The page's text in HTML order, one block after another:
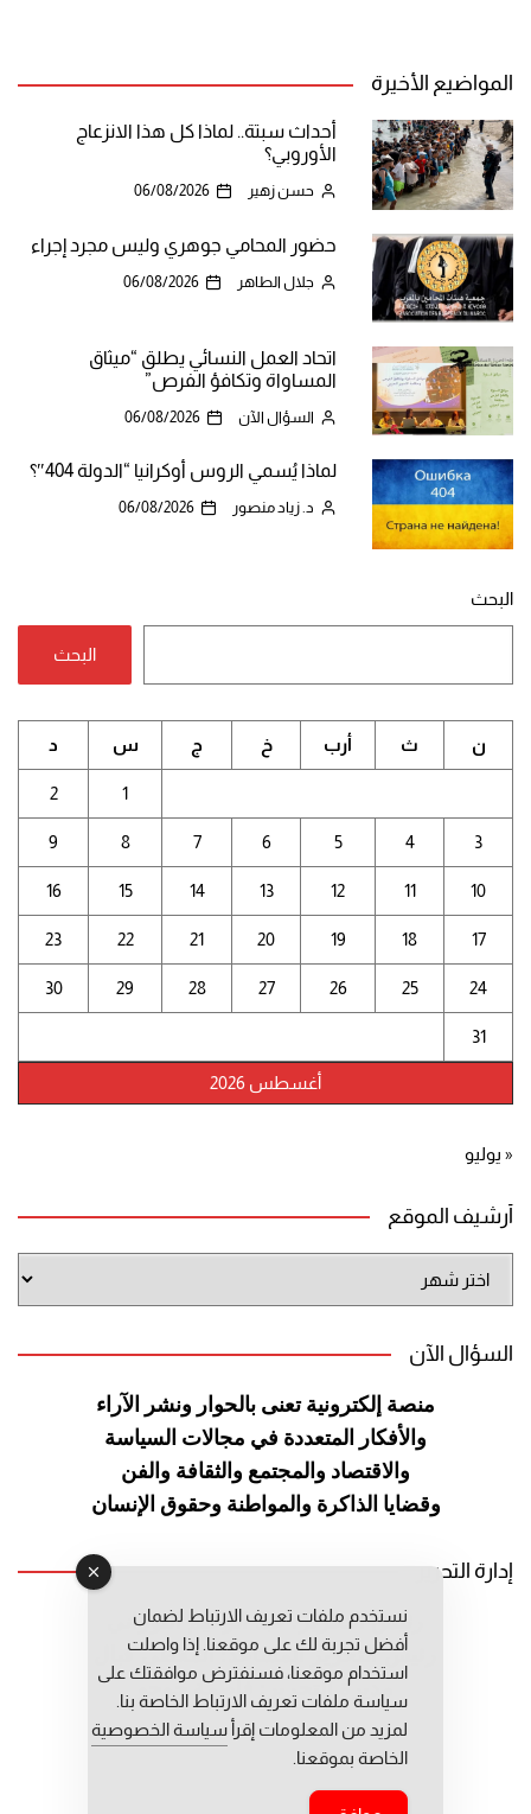
المواضيع الأخيرة
أحداث سبتة.. لماذا كل هذا الانزعاج
الأوروبي؟
حسن زهير 06/08/2026
حضور المحامي جوهري وليس مجرد إجراء
جلال الطاهر 06/08/2026
اتحاد العمل النسائي يطلق “ميثاق
المساواة وتكافؤ الفرص”
السؤال الآن 06/08/2026
لماذا يُسمي الروس أوكرانيا “الدولة 404″؟
د. زياد منصور 06/08/2026
البحث
البحث
أغسطس 2026
ن ث أرب خ ج س د
1
2
3
4
5
6
7
8
9
10
11
12
13
14
15
16
17
18
19
20
21
22
23
24
25
26
27
28
29
30
31
« يوليو
أرشيف الموقع
الموقع
السؤال الآن
منصة إلكترونية تعنى بالحوار ونشر الآراء
والأفكار المتعددة في مجالات السياسة
والاقتصاد والمجتمع والثقافة والفن
وقضايا الذاكرة والمواطنة وحقوق الإنسان
إدارة التحرير
رئيس التحرير: عبد الرحيم التوراني
رئيس التحرير المساعد: المعطي قبال
مديرة التحرير: فاطمة حوحو
نستخدم ملفات تعريف الارتباط لضمان
أفضل تجربة لك على موقعنا. إذا واصلت
استخدام موقعنا، فسنفترض موافقتك على
سياسة ملفات تعريف الارتباط الخاصة بنا.
لمزيد من المعلومات إقرأ سياسة الخصوصية
الخاصة بموقعنا.